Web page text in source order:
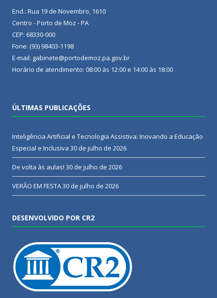
End.: Rua 19 de Novembro, 1610
Centro - Porto de Moz - PA
CEP: 68330-000
Fone: (93) 98403-1198
E-mail: gabinete@portodemoz.pa.gov.br
Horário de atendimento: 08:00 às 12:00 e 14:00 às 18:00
ÚLTIMAS PUBLICAÇÕES
Inteligência Artificial e Tecnologia Assistiva: Inovando a Educação
Especial e Inclusiva 30 de julho de 2026
De volta às aulas! 30 de julho de 2026
VERÃO EM FESTA30 de julho de 2026
DESENVOLVIDO POR CR2